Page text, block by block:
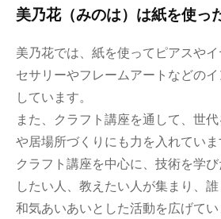
美乃花（みのは）は紙を使っ
美乃花では、紙を使ってピアスや
セサリーやフレームアートなどの
しています。
また、クラフト講座を通して、世
や居場所づくりにも力を入れていま
クラフト講座を中心に、技術を学
したい人、教えたい人が集まり、
和気あいあいとした活動を広げてい